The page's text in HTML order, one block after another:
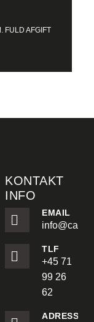
FULD AFGIFT
KONTAKT
INFO
EMAIL
TLF
+45 71
99 26
62
ADRESSE